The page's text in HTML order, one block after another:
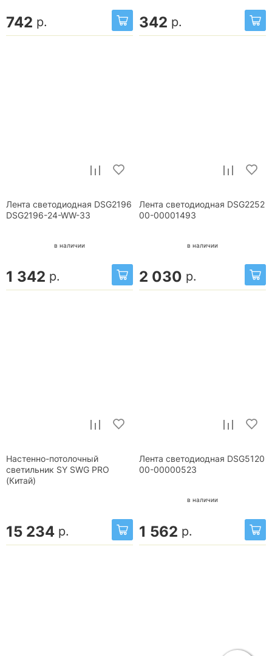
742 р. 342 р.
Лента светодиодная DSG2196
DSG2196-24-WW-33
в наличии
1 342 р.
Лента светодиодная DSG2252
00-00001493
в наличии
2 030 р.
Настенно-потолочный
светильник SY SWG PRO
(Китай)
15 234 р.
Лента светодиодная DSG5120
00-00000523
в наличии
1 562 р.